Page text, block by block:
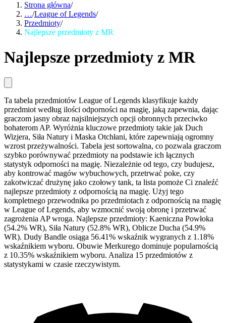
Strona główna/
…/League of Legends/
Przedmioty/
Najlepsze przedmioty z MR
Najlepsze przedmioty z MR
Ta tabela przedmiotów League of Legends klasyfikuje każdy
przedmiot według ilości odporności na magię, jaką zapewnia, dając
graczom jasny obraz najsilniejszych opcji obronnych przeciwko
bohaterom AP. Wyróżnia kluczowe przedmioty takie jak Duch
Wizjera, Siła Natury i Maska Otchłani, które zapewniają ogromny
wzrost przeżywalności. Tabela jest sortowalna, co pozwala graczom
szybko porównywać przedmioty na podstawie ich łącznych
statystyk odporności na magię. Niezależnie od tego, czy budujesz,
aby kontrować magów wybuchowych, przetrwać poke, czy
zakotwiczać drużynę jako czołowy tank, ta lista pomoże Ci znaleźć
najlepsze przedmioty z odpornością na magię. Użyj tego
kompletnego przewodnika po przedmiotach z odpornością na magię
w League of Legends, aby wzmocnić swoją obronę i przetrwać
zagrożenia AP wroga. Najlepsze przedmioty: Kaeniczna Powłoka
(54.2% WR), Siła Natury (52.8% WR), Oblicze Ducha (54.9%
WR). Dudy Bandle osiąga 56.41% wskaźnik wygranych z 1.18%
wskaźnikiem wyboru. Obuwie Merkurego dominuje popularnością
z 10.35% wskaźnikiem wyboru. Analiza 15 przedmiotów z
statystykami w czasie rzeczywistym.